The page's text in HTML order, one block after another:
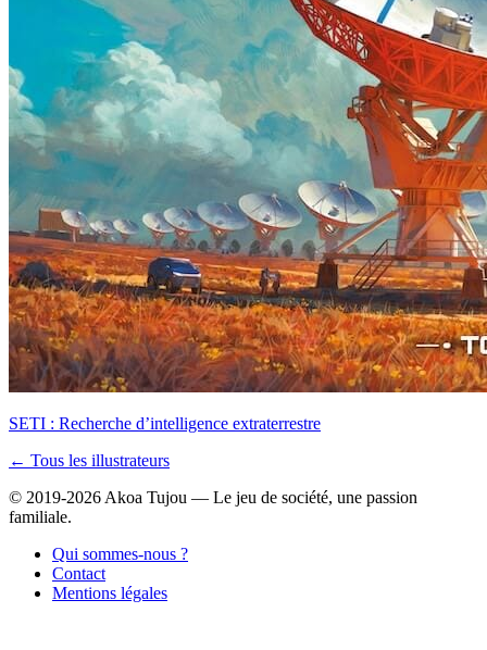
SETI : Recherche d’intelligence extraterrestre
← Tous les illustrateurs
© 2019-2026 Akoa Tujou — Le jeu de société, une passion
familiale.
Qui sommes-nous ?
Contact
Mentions légales